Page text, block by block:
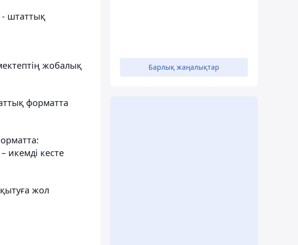
- штаттық
жобалық
форматта
икемді кесте
жол
Барлық жаңалықтар